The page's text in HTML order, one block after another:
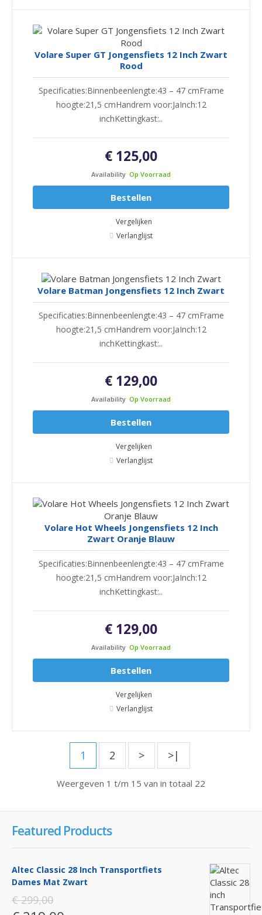
Volare Super GT Jongensfiets 12 Inch Zwart
Rood
Specificaties:Binnenbeenlengte:43 – 47 cmFrame
hoogte:21,5 cmHandrem voor:JaInch:12
inchKettingkast:..
€ 125,00
Availability Op Voorraad
Bestellen
Vergelijken
Verlanglijst
Volare Batman Jongensfiets 12 Inch Zwart
Specificaties:Binnenbeenlengte:43 – 47 cmFrame
hoogte:21,5 cmHandrem voor:JaInch:12
inchKettingkast:..
€ 129,00
Availability Op Voorraad
Bestellen
Vergelijken
Verlanglijst
Volare Hot Wheels Jongensfiets 12 Inch
Zwart Oranje Blauw
Specificaties:Binnenbeenlengte:43 – 47 cmFrame
hoogte:21,5 cmHandrem voor:JaInch:12
inchKettingkast:..
€ 129,00
Availability Op Voorraad
Bestellen
Vergelijken
Verlanglijst
1 2 > >|
Weergeven 1 t/m 15 van in totaal 22
Featured Products
Altec Classic 28 Inch Transportfiets
Dames Mat Zwart
€ 299,00